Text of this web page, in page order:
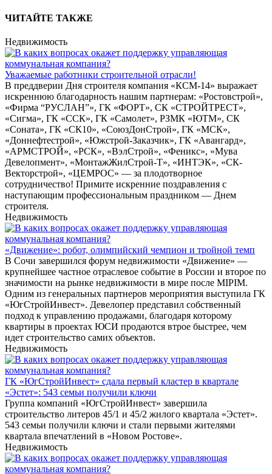
ЧИТАЙТЕ ТАКЖЕ
Недвижимость
Уважаемые работники строительной отрасли!
В преддверии Дня строителя компания «КСМ-14» выражает
искреннюю благодарность нашим партнерам: «Ростовстрой»,
«Фирма “РУСЛАН”», ГК «ФОРТ», СК «СТРОЙТРЕСТ»,
«Сигма», ГК «ССК», ГК «Самолет», РЗМК «ЮТМ», СК
«Соната», ГК «СК10», «СоюзДонСтрой», ГК «МСК»,
«Доннефтестрой», «Южстрой-Заказчик», ГК «Авангард»,
«АРМСТРОЙ», «РСК», «ВэлСтрой», «Феникс», «Мува
Девелопмент», «МонтажЖилСтрой-Т», «ИНТЭК», «СК-
Векторстрой», «ЦЕМРОС» — за плодотворное
сотрудничество! Примите искренние поздравления с
наступающим профессиональным праздником — Днем
строителя.
Недвижимость
«Движение»: робот, олимпийский чемпион и тройной темп
В Сочи завершился форум недвижимости «Движение» —
крупнейшее частное отраслевое событие в России и второе по
значимости на рынке недвижимости в мире после MIPIM.
Одним из генеральных партнеров мероприятия выступила ГК
«ЮгСтройИнвест». Девелопер представил собственный
подход к управлению продажами, благодаря которому
квартиры в проектах ЮСИ продаются втрое быстрее, чем
идет строительство самих объектов.
Недвижимость
ГК «ЮгСтройИнвест» сдала первый кластер в квартале
«Эстет»: 543 семьи получили ключи
Группа компаний «ЮгСтройИнвест» завершила
строительство литеров 45/1 и 45/2 жилого квартала «Эстет».
543 семьи получили ключи и стали первыми жителями
квартала впечатлений в «Новом Ростове».
Недвижимость